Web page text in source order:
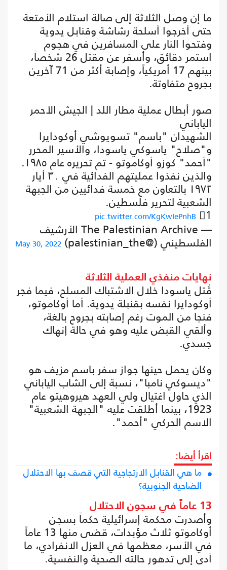
ما إن وصل الثلاثة إلى صالة استلام الأمتعة
حتى أخرجوا أسلحة رشاشة وقنابل يدوية
وفتحوا النار على المسافرين في هجوم
استمر دقائق، وأسفر عن مقتل 26 شخصاً،
بينهم 17 أمريكياً، وإصابة أكثر من 71 آخرين
بجروح متفاوتة.
صور أبطال عملية مطار اللد | الجيش الأحمر
الياباني
الشهيدان "باسم" تسويوشي أوكودايرا
و"صلاح" ياسوكي ياسودا، والأسير المحرر
"أحمد" كوزو أوكاموتو - تم تحريره عام ١٩٨٥.
والذين نفذوا عمليتهم الفدائية في ٣٠ أيار
١٩٧٢ بالتعاون مع خمسة فدائيين من الجبهة
الشعبية لتحرير فلسطين.
1⃣
pic.twitter.com/KgKwIePnhB
— The Palestinian Archive الأرشيف
الفلسطيني (@palestinian_the) May 30, 2022
نهايات منفذي العملية الثلاثة
قُتل ياسودا خلال الاشتباك المسلح، فيما فجر
أوكودايرا نفسه بقنبلة يدوية. أما أوكاموتو،
فنجا من الموت رغم إصابته بجروح بالغة،
وألقي القبض عليه وهو في حالة إنهاك
جسدي.
وكان يحمل حينها جواز سفر باسم مزيف هو
"ديسوكي نامبا"، نسبة إلى الشاب الياباني
الذي حاول اغتيال ولي العهد هيروهيتو عام
1923، بينما أطلقت عليه "الجبهة الشعبية"
الاسم الحركي "أحمد".
اقرأ أيضا:
ما هي القنابل الارتجاجية التي قصف بها الاحتلال
الضاحية الجنوبية؟
13 عاماً في سجون الاحتلال
وأصدرت محكمة إسرائيلية حكماً بسجن
أوكاموتو ثلاث مؤبدات، قضى منها 13 عاماً
في الأسر، معظمها في العزل الانفرادي، ما
أدى إلى تدهور حالته الصحية والنفسية.